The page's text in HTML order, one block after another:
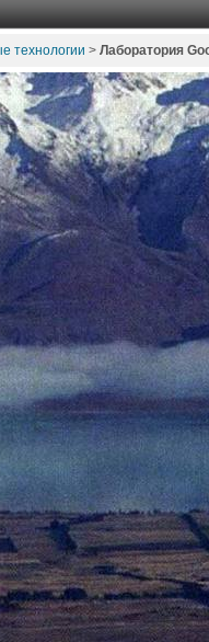
технологии > Лаборатория